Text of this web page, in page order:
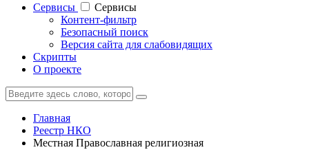
Cервисы
Cервисы
Контент-фильтр
Безопасный поиск
Версия сайта для слабовидящих
Скрипты
О проекте
Главная
Реестр НКО
Местная Православная религиозная